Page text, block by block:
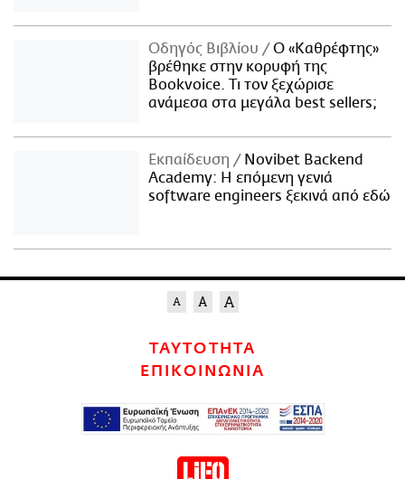
Οδηγός Βιβλίου
Ο «Καθρέφτης»
βρέθηκε στην κορυφή της
Bookvoice. Τι τον ξεχώρισε
ανάμεσα στα μεγάλα best sellers;
Εκπαίδευση
Novibet Backend
Academy: Η επόμενη γενιά
software engineers ξεκινά από εδώ
ΤΑΥΤΟΤΗΤΑ
ΕΠΙΚΟΙΝΩΝΙΑ